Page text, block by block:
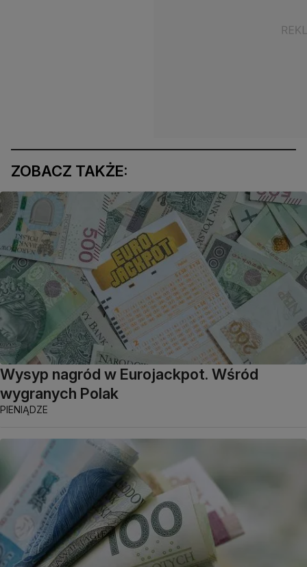
ZOBACZ TAKŻE:
Wysyp nagród w Eurojackpot. Wśród
wygranych Polak
PIENIĄDZE